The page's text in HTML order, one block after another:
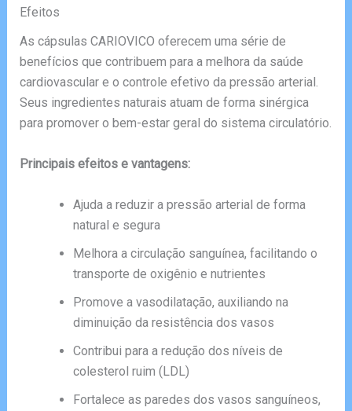
Efeitos
As cápsulas CARIOVICO oferecem uma série de
benefícios que contribuem para a melhora da saúde
cardiovascular e o controle efetivo da pressão arterial.
Seus ingredientes naturais atuam de forma sinérgica
para promover o bem-estar geral do sistema circulatório.
Principais efeitos e vantagens:
Ajuda a reduzir a pressão arterial de forma
natural e segura
Melhora a circulação sanguínea, facilitando o
transporte de oxigênio e nutrientes
Promove a vasodilatação, auxiliando na
diminuição da resistência dos vasos
Contribui para a redução dos níveis de
colesterol ruim (LDL)
Fortalece as paredes dos vasos sanguíneos,